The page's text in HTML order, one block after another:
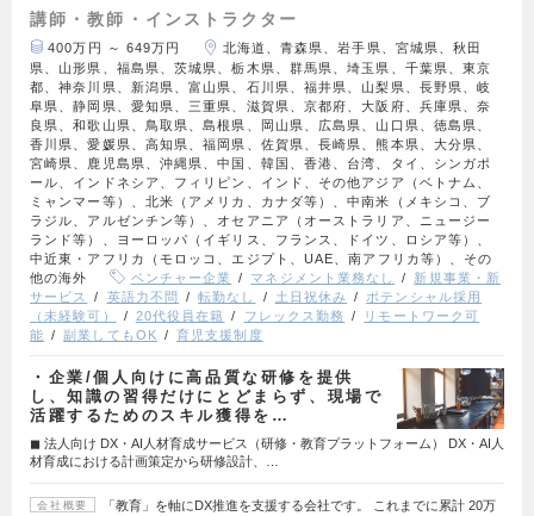
講師・教師・インストラクター
400万円 ～ 649万円
北海道、青森県、岩手県、宮城県、秋田
県、山形県、福島県、茨城県、栃木県、群馬県、埼玉県、千葉県、東京
都、神奈川県、新潟県、富山県、石川県、福井県、山梨県、長野県、岐
阜県、静岡県、愛知県、三重県、滋賀県、京都府、大阪府、兵庫県、奈
良県、和歌山県、鳥取県、島根県、岡山県、広島県、山口県、徳島県、
香川県、愛媛県、高知県、福岡県、佐賀県、長崎県、熊本県、大分県、
宮崎県、鹿児島県、沖縄県、中国、韓国、香港、台湾、タイ、シンガポ
ール、インドネシア、フィリピン、インド、その他アジア（ベトナム、
ミャンマー等）、北米（アメリカ、カナダ等）、中南米（メキシコ、ブ
ラジル、アルゼンチン等）、オセアニア（オーストラリア、ニュージー
ランド等）、ヨーロッパ（イギリス、フランス、ドイツ、ロシア等）、
中近東・アフリカ（モロッコ、エジプト、UAE、南アフリカ等）、その
他の海外
ベンチャー企業 マネジメント業務なし
新規事業・新
サービス
英語力不問 転勤なし 土日祝休み
ポテンシャル採用
（未経験可）
20代役員在籍 フレックス勤務
リモートワーク可
能
副業してもOK 育児支援制度
・企業/個人向けに高品質な研修を提供
し、知識の習得だけにとどまらず、現場で
活躍するためのスキル獲得を…
◼︎ 法人向け DX・AI人材育成サービス（研修・教育プラットフォーム） DX・AI人
材育成における計画策定から研修設計、…
会社概要
「教育」を軸にDX推進を支援する会社です。 これまでに累計 20万